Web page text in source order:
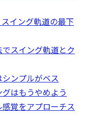
イング軌道の最下
スイング軌道とク
ンプルがベス
はもうやめよう
覚をアプローチス